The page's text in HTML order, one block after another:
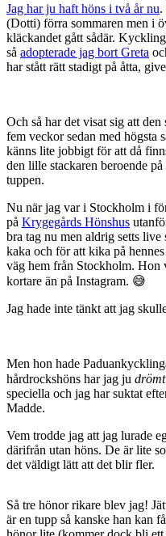
Jag har ju haft höns i två år nu.
(Dotti) förra sommaren men i
kläckandet gått sådär.
så adopterade jag bort Greta
har stått rätt stadigt på åtta,
Och så har det visat sig att
fem veckor sedan med högsta
känns lite jobbigt för att då
den lille stackaren beroende
tuppen.
Nu när jag var i Stockholm i
på Krygegårds Hönshus
bra tag nu men aldrig setts
kaka och för att kika på
väg hem från Stockholm.
kortare än på Instagram. 😅
Jag hade inte tänkt att jag
Men hon hade
hårdrockshöns har jag ju drömt
speciella och jag har suktat
Madde.
Vem trodde jag att jag lurade
därifrån utan höns. De är lite
det väldigt lätt att det blir fler.
Så tre hönor rikare blev jag!
är en tupp så kanske han kan